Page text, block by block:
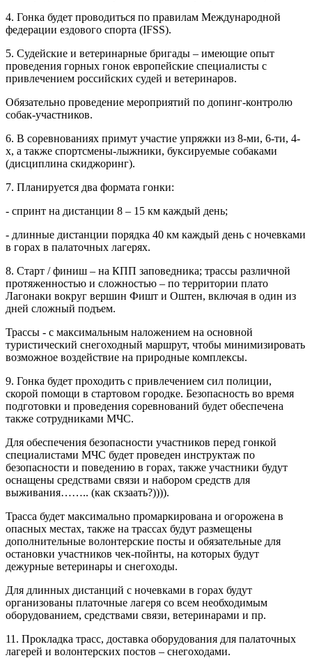
4. Гонка будет проводиться по правилам Международной
федерации ездового спорта (IFSS).
5. Судейские и ветеринарные бригады – имеющие опыт
проведения горных гонок европейские специалисты с
привлечением российских судей и ветеринаров.
Обязательно проведение мероприятий по допинг-контролю
собак-участников.
6. В соревнованиях примут участие упряжки из 8-ми, 6-ти, 4-
х, а также спортсмены-лыжники, буксируемые собаками
(дисциплина скиджоринг).
7. Планируется два формата гонки:
- спринт на дистанции 8 – 15 км каждый день;
- длинные дистанции порядка 40 км каждый день с ночевками
в горах в палаточных лагерях.
8. Старт / финиш – на КПП заповедника; трассы различной
протяженностью и сложностью – по территории плато
Лагонаки вокруг вершин Фишт и Оштен, включая в один из
дней сложный подъем.
Трассы - с максимальным наложением на основной
туристический снегоходный маршрут, чтобы минимизировать
возможное воздействие на природные комплексы.
9. Гонка будет проходить с привлечением сил полиции,
скорой помощи в стартовом городке. Безопасность во время
подготовки и проведения соревнований будет обеспечена
также сотрудниками МЧС.
Для обеспечения безопасности участников перед гонкой
специалистами МЧС будет проведен инструктаж по
безопасности и поведению в горах, также участники будут
оснащены средствами связи и набором средств для
выживания…….. (как скзаать?)))).
Трасса будет максимально промаркирована и огорожена в
опасных местах, также на трассах будут размещены
дополнительные волонтерские посты и обязательные для
остановки участников чек-пойнты, на которых будут
дежурные ветеринары и снегоходы.
Для длинных дистанций с ночевками в горах будут
организованы платочные лагеря со всем необходимым
оборудованием, средствами связи, ветеринарами и пр.
11. Прокладка трасс, доставка оборудования для палаточных
лагерей и волонтерских постов – снегоходами.